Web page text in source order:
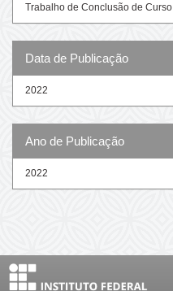
Trabalho de Conclusão de Curso
Data de Publicação
2022
Ano de Publicação
2022